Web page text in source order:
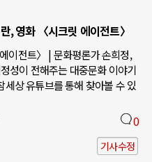
, 영화 〈시크릿 에이전트〉
이전트〉 | 문화평론가 손희정,
성이 전해주는 대중문화 이야기
세상 유튜브를 통해 찾아볼 수 있
0
기사수정